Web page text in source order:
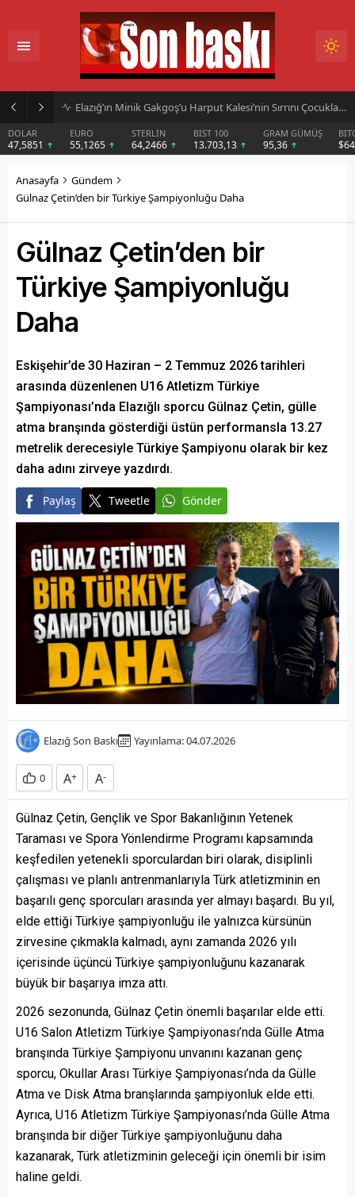
Elazığ’ın Minik Gakgoş’u Harput Kalesi’nin Sırrını Çocuklara Anlatıyor
DOLAR
47,5851
EURO
55,1265
STERLİN
64,2466
BIST 100
13.703,13
GRAM GÜMÜŞ
95,36
Anasayfa
Gündem
Gülnaz Çetin’den bir Türkiye Şampiyonluğu Daha
Gülnaz Çetin’den bir
Türkiye Şampiyonluğu
Daha
Eskişehir’de 30 Haziran – 2 Temmuz 2026 tarihleri
arasında düzenlenen U16 Atletizm Türkiye
Şampiyonası’nda Elazığlı sporcu Gülnaz Çetin, gülle
atma branşında gösterdiği üstün performansla 13.27
metrelik derecesiyle Türkiye Şampiyonu olarak bir kez
daha adını zirveye yazdırdı.
Paylaş Tweetle Gönder
Elazığ Son Baskı Yayınlama: 04.07.2026
0 A+ A-
Gülnaz Çetin, Gençlik ve Spor Bakanlığının Yetenek
Taraması ve Spora Yönlendirme Programı kapsamında
keşfedilen yetenekli sporculardan biri olarak, disiplinli
çalışması ve planlı antrenmanlarıyla Türk atletizminin en
başarılı genç sporcuları arasında yer almayı başardı. Bu yıl,
elde ettiği Türkiye şampiyonluğu ile yalnızca kürsünün
zirvesine çıkmakla kalmadı, aynı zamanda 2026 yılı
içerisinde üçüncü Türkiye şampiyonluğunu kazanarak
büyük bir başarıya imza attı.
2026 sezonunda, Gülnaz Çetin önemli başarılar elde etti.
U16 Salon Atletizm Türkiye Şampiyonası’nda Gülle Atma
branşında Türkiye Şampiyonu unvanını kazanan genç
sporcu, Okullar Arası Türkiye Şampiyonası’nda da Gülle
Atma ve Disk Atma branşlarında şampiyonluk elde etti.
Ayrıca, U16 Atletizm Türkiye Şampiyonası’nda Gülle Atma
branşında bir diğer Türkiye şampiyonluğunu daha
kazanarak, Türk atletizminin geleceği için önemli bir isim
haline geldi.